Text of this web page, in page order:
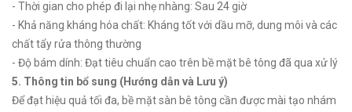
- Thời gian cho phép đi lại nhẹ nhàng: Sau 24 giờ
- Khả năng kháng hóa chất: Kháng tốt với dầu mỡ, dung môi và các
chất tẩy rửa thông thường
- Độ bám dính: Đạt tiêu chuẩn cao trên bề mặt bê tông đã qua xử lý
5. Thông tin bổ sung (Hướng dẫn và Lưu ý)
Để đạt hiệu quả tối đa, bề mặt sàn bê tông cần được mài tạo nhám